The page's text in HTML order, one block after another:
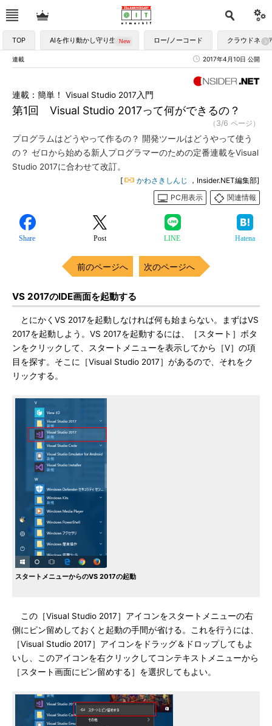
TOP AIを作り動かし守り生かす ロー/ノーコード クラウドネイ
連載 2017年4月10日 公開
第1回 Visual Studio 2017って何ができるの？
連載：簡単！ Visual Studio 2017入門
（3/6 ページ）
プログラムはどうやって作るの？ 開発ツールはどうやって使う
の？ ゼロから始める新人プログラマーのための定番連載をVisual
Studio 2017に合わせて改訂。
[ かわさきしんじ
，Insider.NET編集部]
PC用表示
関連情報
Share Post LINE Hatena
前のページへ 次のページへ
VS 2017のIDE画面を起動する
とにかくVS 2017を起動しなければ何も始まらない。まずはVS
2017を起動しよう。VS 2017を起動するには、［スタート］ボタ
ンをクリックして、スタートメニューを表示してから［V］の項
目を探す。そこに［Visual Studio 2017］があるので、それをク
リックする。
スタートメニューからのVS 2017の起動
この［Visual Studio 2017］アイコンをスタートメニューの右
側にピン留めしておくと起動の手間が省ける。これを行うには、
［Visual Studio 2017］アイコンをドラッグ＆ドロップしてもよ
いし、このアイコンを右クリックしてコンテキストメニューから
［スタート画面にピン留めする］を選択してもよい。